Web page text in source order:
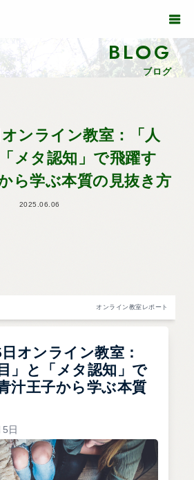
BLOG
ブログ
ンライン教室：「人
メタ認知」で飛躍す
ら学ぶ本質の見抜き方
2025.06.06
オンライン教室レポート
オンライン教室：
」と「メタ認知」で
汁王子から学ぶ本質
日